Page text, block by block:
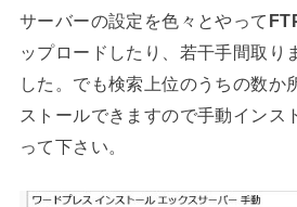
サーバーの設定を色々とやって
ップロードしたり、若干手間取り
した。でも検索上位のうちの数か
ストールできますので手動インス
って下さい。